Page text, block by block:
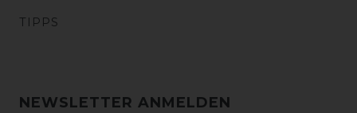
TIPPS
NEWSLETTER ANMELDEN